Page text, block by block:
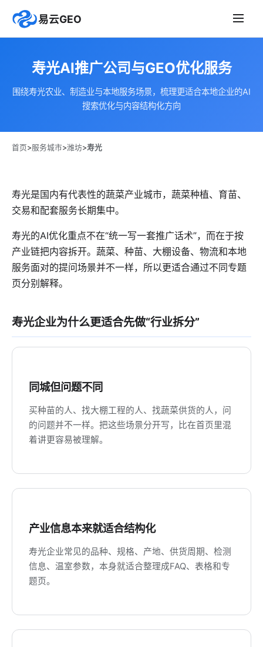
易云GEO
寿光AI推广公司与GEO优化服务
围绕寿光农业、制造业与本地服务场景，梳理更适合本地企业的AI
搜索优化与内容结构化方向
首页>服务城市>潍坊>寿光
寿光是国内有代表性的蔬菜产业城市，蔬菜种植、育苗、
交易和配套服务长期集中。
寿光的AI优化重点不在“统一写一套推广话术”，而在于按
产业链把内容拆开。蔬菜、种苗、大棚设备、物流和本地
服务面对的提问场景并不一样，所以更适合通过不同专题
页分别解释。
寿光企业为什么更适合先做“行业拆分”
同城但问题不同
买种苗的人、找大棚工程的人、找蔬菜供货的人，问
的问题并不一样。把这些场景分开写，比在首页里混
着讲更容易被理解。
产业信息本来就适合结构化
寿光企业常见的品种、规格、产地、供货周期、检测
信息、温室参数，本身就适合整理成FAQ、表格和专
题页。